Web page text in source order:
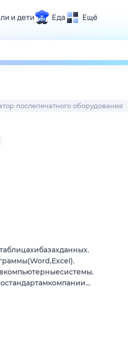
и дети Еда Ещё
и отдых
и тренды
послепечатного оборудования